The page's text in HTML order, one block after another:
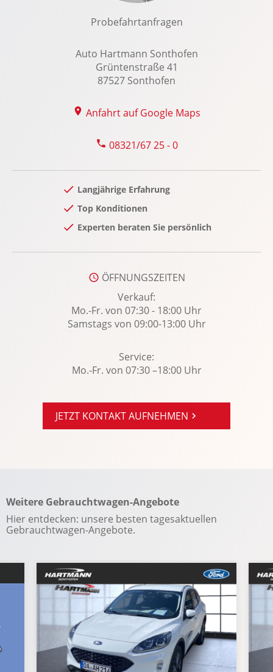
Seitenairbag vorn
Sitzheizung
Spracheingabesystem
Start-Stopp System
Trennwand mit Fenster
USB Anschluss, Bluetooth Audiostreaming
Zentralver. mit Fernbedienung
Probefahrtanfragen
Auto Hartmann Sonthofen
Grüntenstraße 41
87527 Sonthofen
Anfahrt auf Google Maps
08321/67 25 - 0
Langjährige Erfahrung
Top Konditionen
Experten beraten Sie persönlich
ÖFFNUNGSZEITEN
Verkauf:
Mo.-Fr. von 07:30 - 18:00 Uhr
Samstags von 09:00-13:00 Uhr
Service:
Mo.-Fr. von 07:30 –18:00 Uhr
JETZT KONTAKT AUFNEHMEN
Weitere Gebrauchtwagen-Angebote
Hier entdecken: unsere besten tagesaktuellen
Gebrauchtwagen-Angebote.